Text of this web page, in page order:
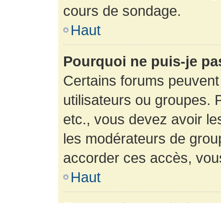
cours de sondage.
Haut
Pourquoi ne puis-je
Certains forums
utilisateurs ou groupes.
etc., vous devez avoir
les modérateurs de
accorder ces accès,
Haut